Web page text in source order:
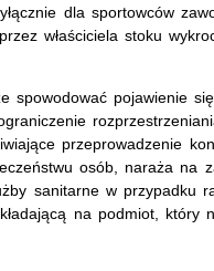
dla sportowców
właściciela stoku
spowodować pojawienie
przeprowadzenie
osób, naraża na
sanitarne w przypadku
na podmiot, który